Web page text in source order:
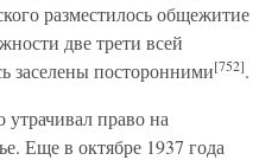
разместилось общежитие
две трети всей
заселены посторонними[752].
право на
Еще в октябре 1937 года